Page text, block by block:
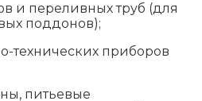
и переливных труб (для
поддонов);
технических приборов
питьевые